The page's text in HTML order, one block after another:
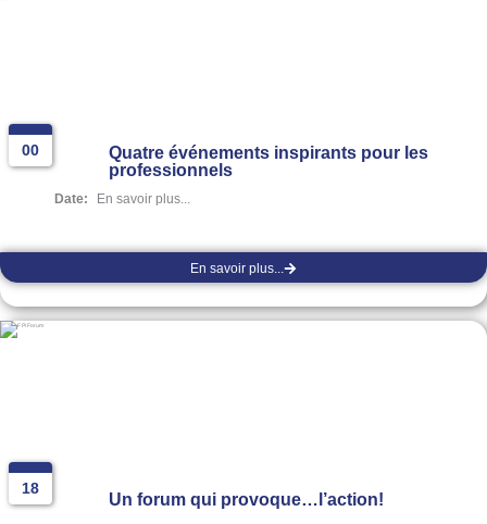
00
Quatre événements inspirants pour les
professionnels
Date: En savoir plus...
En savoir plus...
18
Un forum qui provoque…l’action!